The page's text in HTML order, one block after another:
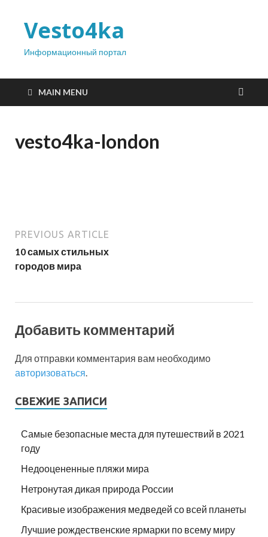
Vesto4ka
Информационный портал
MAIN MENU
vesto4ka-london
PREVIOUS ARTICLE
10 самых стильных
городов мира
Добавить комментарий
Для отправки комментария вам необходимо
авторизоваться
СВЕЖИЕ ЗАПИСИ
Самые безопасные места для путешествий в 2021
году
Недооцененные пляжи мира
Нетронутая дикая природа России
Красивые изображения медведей со всей планеты
Лучшие рождественские ярмарки по всему миру